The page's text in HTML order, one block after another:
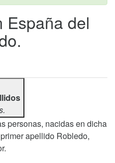
España del
personas, nacidas en dicha
apellido Robledo,